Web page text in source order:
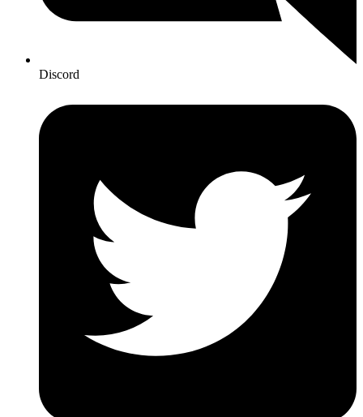
Discord